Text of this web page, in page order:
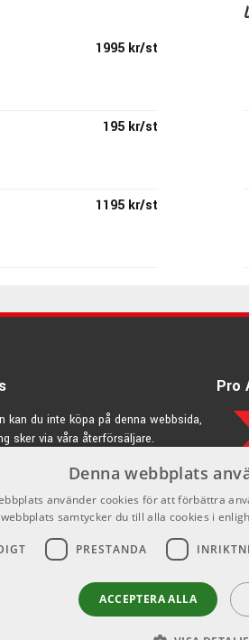
musikern
utmärkt kvalitet.
är över 1500 stativ och tillbehör
har redan blivit klassiker och en
1995 kr/st
195 kr/st
1195 kr/st
280 kr/st
kan du inte köpa på denna webbsida,
sker via våra återförsäljare.
Pro
Denna webbplats
använder cookies för att förbättra
webbplats samtycker du till alla cookies i
PRESTANDA
ACCEPTERA ALLA